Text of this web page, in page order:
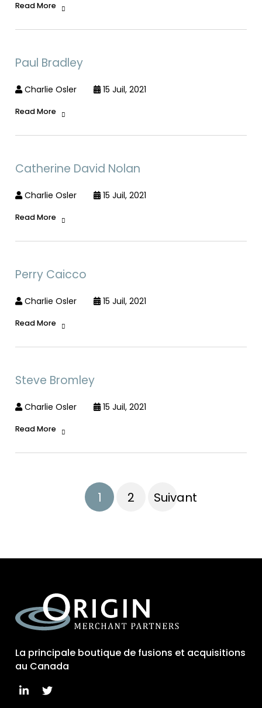
Read More
Paul Bradley
Charlie Osler 15 Juil, 2021
Read More
Catherine David Nolan
Charlie Osler 15 Juil, 2021
Read More
Perry Caicco
Charlie Osler 15 Juil, 2021
Read More
Steve Bromley
Charlie Osler 15 Juil, 2021
Read More
1 2 Suivant
La principale boutique de fusions et acquisitions
au Canada